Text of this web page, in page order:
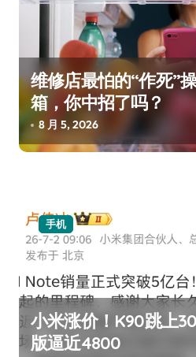
维修店最怕的“作死”
箱，你中招了吗？
8 月 5, 2026
手机
小米涨价！K90跳上
版逼近4800